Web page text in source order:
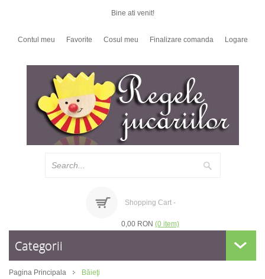
Bine ati venit!
Contul meu Favorite Cosul meu Finalizare comanda Logare
Shopping Cart -
0,00 RON (0 item)
Categorii
Pagina Principala Băieţi